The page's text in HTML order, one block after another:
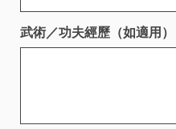
武術／功夫經歷（如適用）